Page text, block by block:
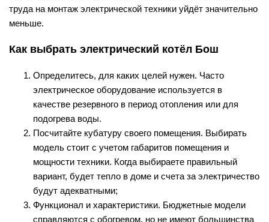
труда на монтаж электрической техники уйдёт значительно
меньше.
Как выбрать электрический котёл Бош
Определитесь, для каких целей нужен. Часто
электрическое оборудование используется в
качестве резервного в период отопления или для
подогрева воды.
Посчитайте кубатуру своего помещения. Выбирать
модель стоит с учетом габаритов помещения и
мощности техники. Когда выбираете правильный
вариант, будет тепло в доме и счета за электричество
будут адекватными;
Функционал и характеристики. Бюджетные модели
справляются с обогревом, но не имеют большинства